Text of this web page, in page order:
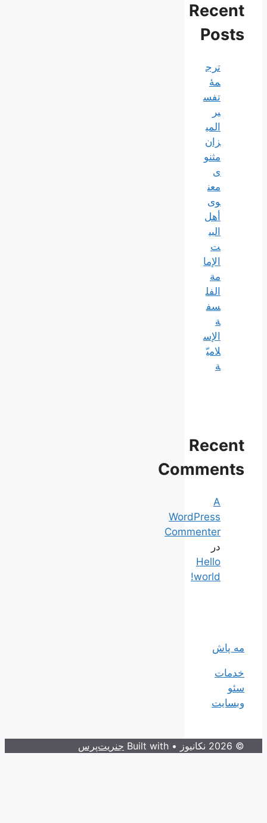
Recent
Posts
ترج
مۀ
تفس
یر
المی
زان
مثنو
ی
معن
وی
أهل
البي
ت
الإما
مة
الفل
سف
ة
الإس
لاميّ
ة
Recent
Comments
A
WordPress
Commenter
در
Hello
world!
مه پاش
خدمات
سئو
وبسایت
© 2026 نکانیوز • Built with جنریت‌پرس